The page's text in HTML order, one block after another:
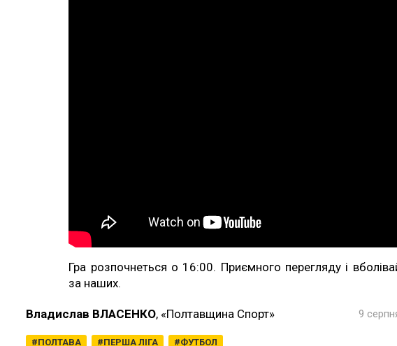
Гра розпочнеться о 16:00. Приємного перегляду і
за наших.
Владислав ВЛАСЕНКО, «Полтавщина Спорт»
ПОЛТАВА ПЕРША ЛІГА ФУТБОЛ
9